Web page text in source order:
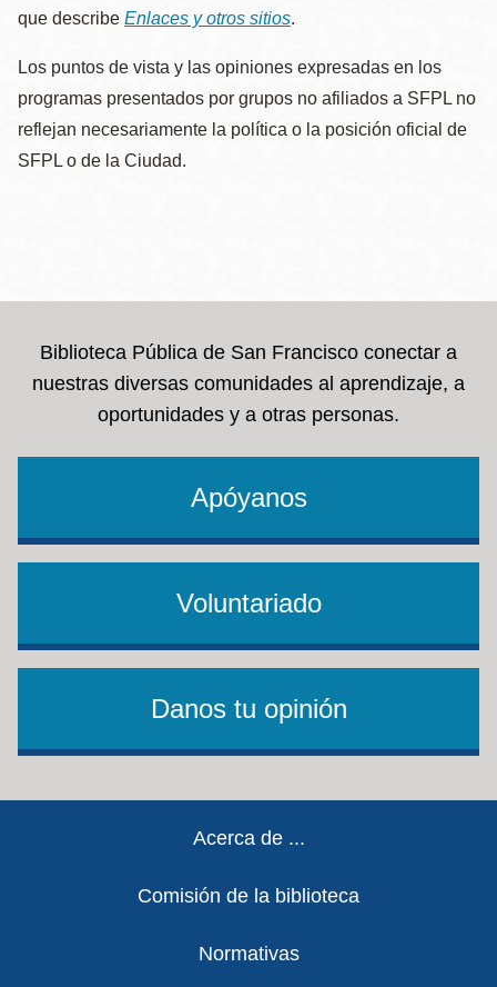
que describe Enlaces y otros sitios.
Los puntos de vista y las opiniones expresadas en los
programas presentados por grupos no afiliados a SFPL no
reflejan necesariamente la política o la posición oficial de
SFPL o de la Ciudad.
Biblioteca Pública de San Francisco conectar a
nuestras diversas comunidades al aprendizaje, a
oportunidades y a otras personas.
Apóyanos
Voluntariado
Danos tu opinión
Acerca de ...
Comisión de la biblioteca
Normativas